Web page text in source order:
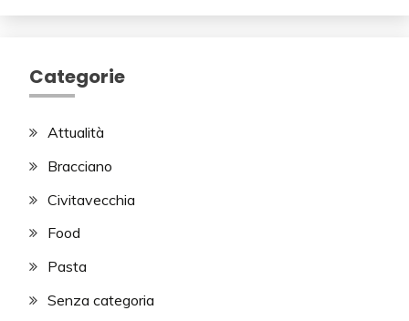
Categorie
Attualità
Bracciano
Civitavecchia
Food
Pasta
Senza categoria